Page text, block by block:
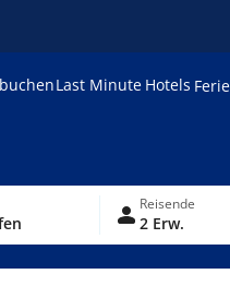
Last Minute Hotels
Reisende
2 Erw.